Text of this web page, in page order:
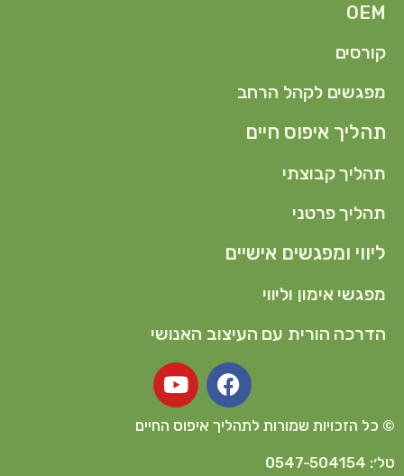
OEM
קורסים
מפגשים לקהל הרחב
תהליך איפוס חיים
תהליך קבוצתי
תהליך פרטני
ליווי ומפגשים אישיים
מפגשי אימון וליווי
הדרכה הורית עם העיצוב האנושי
© כל הזכויות שמורות לתהליך איפוס החיים
טל׳: 0547-504154